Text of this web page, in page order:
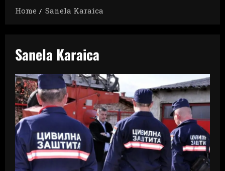
Home
Sanela Karaica
Sanela Karaica